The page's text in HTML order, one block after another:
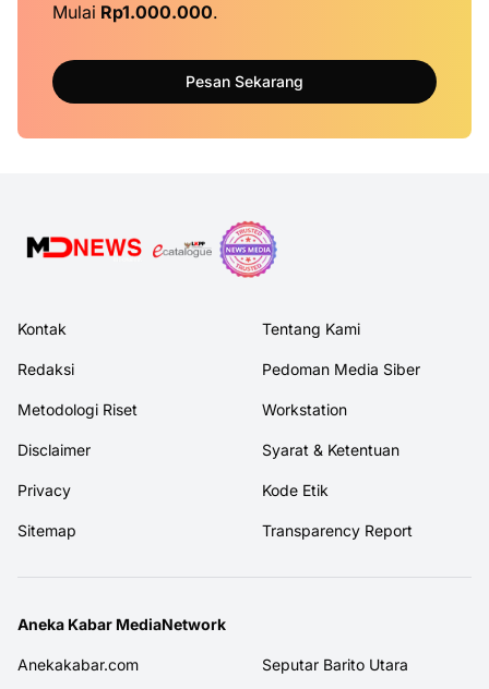
Mulai Rp1.000.000.
Pesan Sekarang
Kontak Tentang Kami
Redaksi Pedoman Media Siber
Metodologi Riset Workstation
Disclaimer Syarat & Ketentuan
Privacy Kode Etik
Sitemap Transparency Report
Aneka Kabar MediaNetwork
Anekakabar.com Seputar Barito Utara